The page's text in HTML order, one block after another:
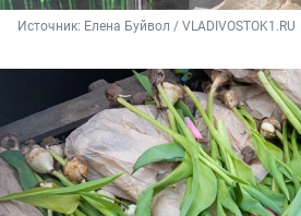
Источник: Елена Буйвол / VLADIVOSTOK1.RU